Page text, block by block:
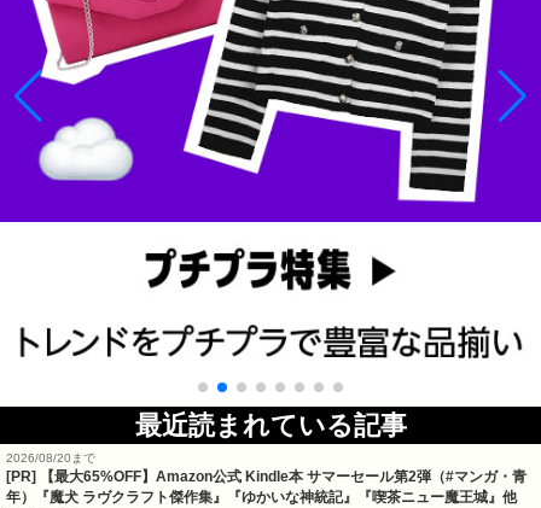
最近読まれている記事
2026/08/20まで
[PR]
【最大65%OFF】Amazon公式 Kindle本 サマーセール第2弾（#マンガ・青
年）『魔犬 ラヴクラフト傑作集』『ゆかいな神統記』『喫茶ニュー魔王城』他